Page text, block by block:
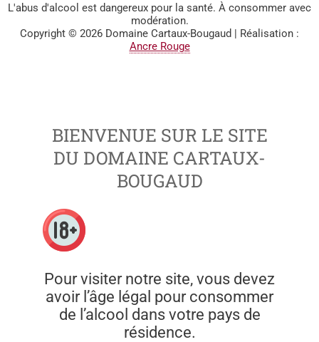
L'abus d'alcool est dangereux pour la santé. À consommer avec
modération.
Copyright © 2026 Domaine Cartaux-Bougaud | Réalisation :
Ancre Rouge
BIENVENUE SUR LE SITE
DU DOMAINE CARTAUX-
BOUGAUD
Pour visiter notre site, vous devez
avoir l’âge légal pour consommer
de l’alcool dans votre pays de
résidence.